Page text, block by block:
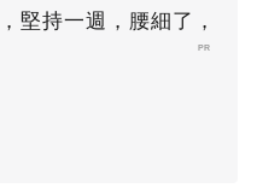
堅持一週，腰細了，
PR